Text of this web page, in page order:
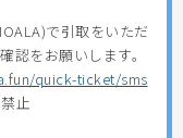
で引取をいただ
認をお願いします。
quick-ticket/sms
止